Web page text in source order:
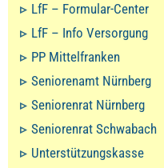
LfF – Formular-Center
LfF – Info Versorgung
PP Mittelfranken
Seniorenamt Nürnberg
Seniorenrat Nürnberg
Seniorenrat Schwabach
Unterstützungskasse